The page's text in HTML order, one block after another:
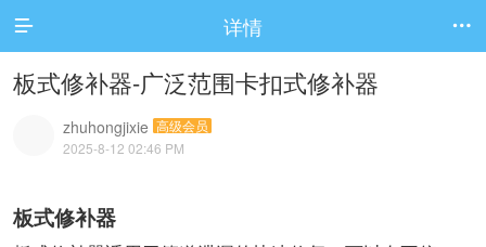
 详情 
板式修补器-广泛范围卡扣式修补器
zhuhongjixie 高级会员
2025-8-12 02:46 PM
板式修补器